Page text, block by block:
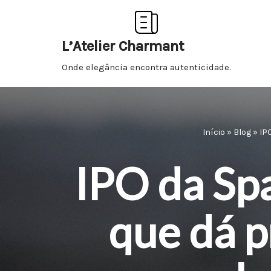
conteúdo
L’Atelier Charmant
Onde elegância encontra autenticidade.
Início » Blog »
IPO da
que dá